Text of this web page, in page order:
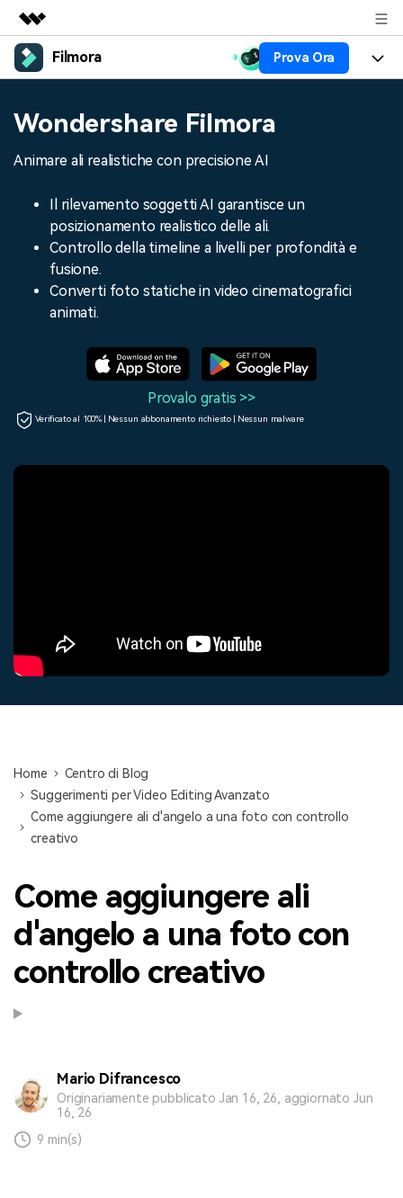
Prodotti in evidenza
Utilità
Soluzione
Negozio
Supporto
Filmora Prova Ora
Risorse
Audio
Testo
Creare
Risorse
Tip per Live-Streaming
Tip per Screen Recorder
Tip per YouTube
Centro Aiuto
Contattaci
Siamo qui per aiutarti
Storie dei clienti
Scopri come i nostri clienti
raggiungono il successo
cerca
Wondershare Filmora
Animare ali realistiche con precisione AI
Il rilevamento soggetti AI garantisce un
posizionamento realistico delle ali.
Controllo della timeline a livelli per profondità e
fusione.
Converti foto statiche in video cinematografici
animati.
Provalo gratis >>
Verificato al 100% | Nessun abbonamento richiesto | Nessun malware
Home
Centro di Blog
Suggerimenti per Video Editing Avanzato
Come aggiungere ali d'angelo a una foto con controllo
creativo
Come aggiungere ali
d'angelo a una foto con
controllo creativo
Mario Difrancesco
Originariamente pubblicato Jan 16, 26, aggiornato Jun
16, 26
9 min(s)